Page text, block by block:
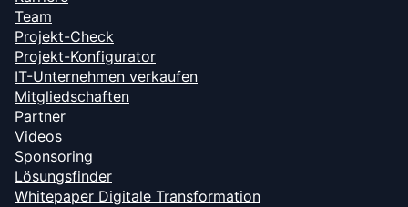
Team
Projekt-Check
Projekt-Konfigurator
IT-Unternehmen verkaufen
Mitgliedschaften
Partner
Videos
Sponsoring
Lösungsfinder
Whitepaper Digitale Transformation